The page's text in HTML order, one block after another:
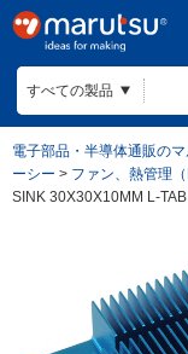
電子部品・半導体通販の
ーシー > ファン、熱管理（
SINK 30X30X10MM L-TAB